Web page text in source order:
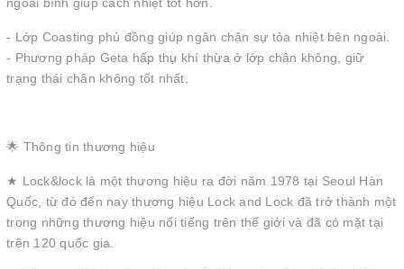
- Lớp Coasting phủ đồng giúp ngăn chặn sự tỏa nhiệt bên ngoài.
- Phương pháp Geta hấp thụ khí thừa ở lớp chân không, giữ
trạng thái chân không tốt nhất.
🌟 Thông tin thương hiệu
★ Lock&lock là một thương hiệu ra đời năm 1978 tại Seoul Hàn
Quốc, từ đó đến nay thương hiệu Lock and Lock đã trở thành một
trong những thương hiệu nổi tiếng trên thế giới và đã có mặt tại
trên 120 quốc gia.